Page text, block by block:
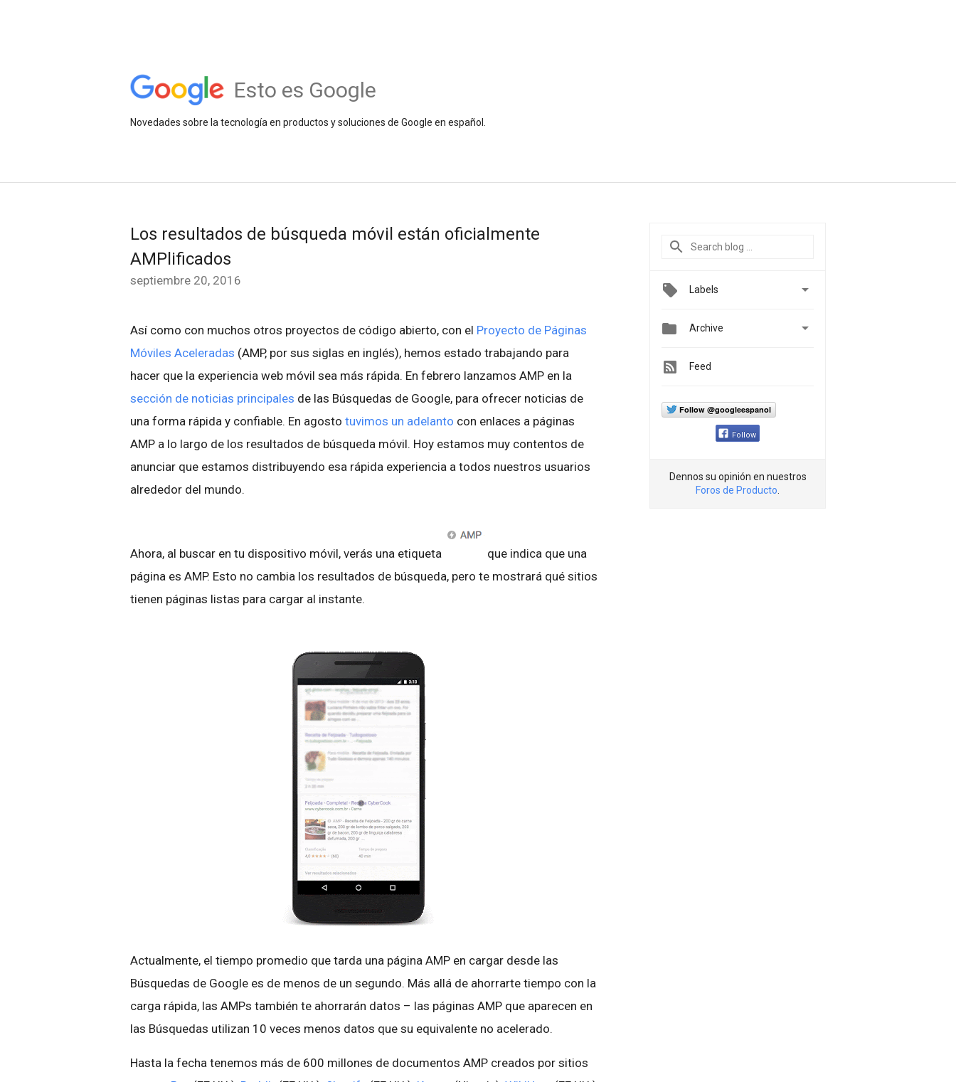
Esto es Google
Novedades sobre la tecnología en productos y soluciones de Google en español.
Los resultados de búsqueda móvil están oficialmente
AMPlificados
septiembre 20, 2016
Así como con muchos otros proyectos de código abierto, con el Proyecto de Páginas
Móviles Aceleradas (AMP, por sus siglas en inglés), hemos estado trabajando para
hacer que la experiencia web móvil sea más rápida. En febrero lanzamos AMP en la
sección de noticias principales de las Búsquedas de Google, para ofrecer noticias de
una forma rápida y confiable. En agosto tuvimos un adelanto con enlaces a páginas
AMP a lo largo de los resultados de búsqueda móvil. Hoy estamos muy contentos de
anunciar que estamos distribuyendo esa rápida experiencia a todos nuestros usuarios
alrededor del mundo.
Ahora, al buscar en tu dispositivo móvil, verás una etiqueta
que indica que una
página es AMP. Esto no cambia los resultados de búsqueda, pero te mostrará qué sitios
tienen páginas listas para cargar al instante.
Actualmente, el tiempo promedio que tarda una página AMP en cargar desde las
Búsquedas de Google es de menos de un segundo. Más allá de ahorrarte tiempo con la
carga rápida, las AMPs también te ahorrarán datos – las páginas AMP que aparecen en
las Búsquedas utilizan 10 veces menos datos que su equivalente no acelerado.
Hasta la fecha tenemos más de 600 millones de documentos AMP creados por sitios
Labels 
 Archive 
Feed
Follow @googleespanol
Follow
Dennos su opinión en nuestros
Foros de Producto